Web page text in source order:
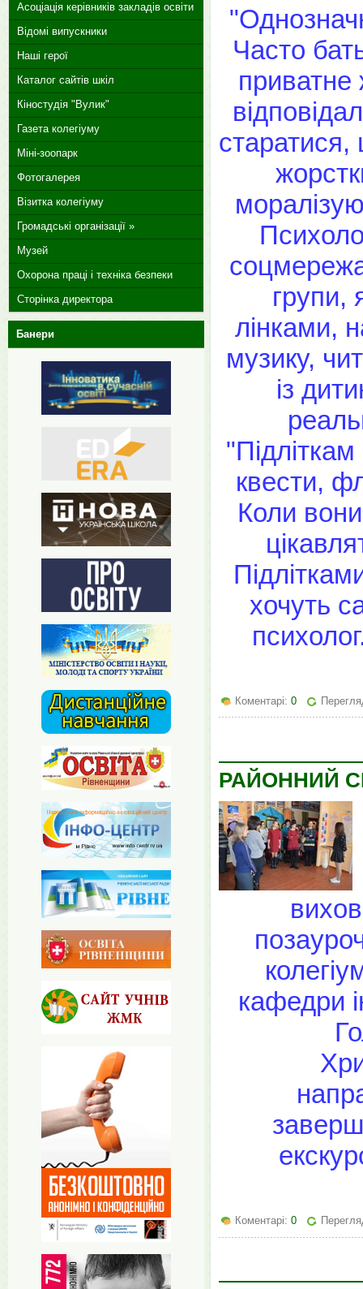
Часто
приватне
старатися,
групи,
лінками,
музику,
із
квести,
Коли
хочуть
Коментарі: 0
РАЙОННИЙ
кафедри
Коментарі: 0
Асоціація керівників закладів освіти
Відомі випускники
Наші герої
Каталог сайтів шкіл
Кіностудія "Вулик"
Газета колегіуму
Міні-зоопарк
Фотогалерея
Візитка колегіуму
Громадські організації »
Музей
Охорона праці і техніка безпеки
Сторінка директора
Банери